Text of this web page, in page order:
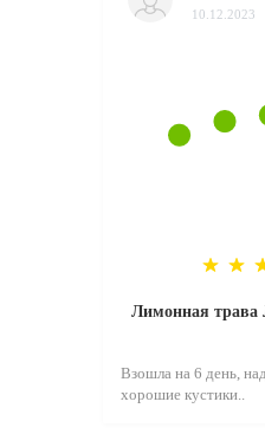
10.12.2023
Лимонная трава
Взошла на 6 день,
хорошие кустики..